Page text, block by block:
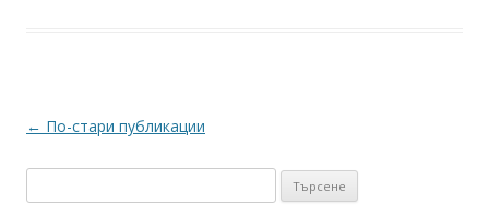
Навигация
← По-стари публикации
за: